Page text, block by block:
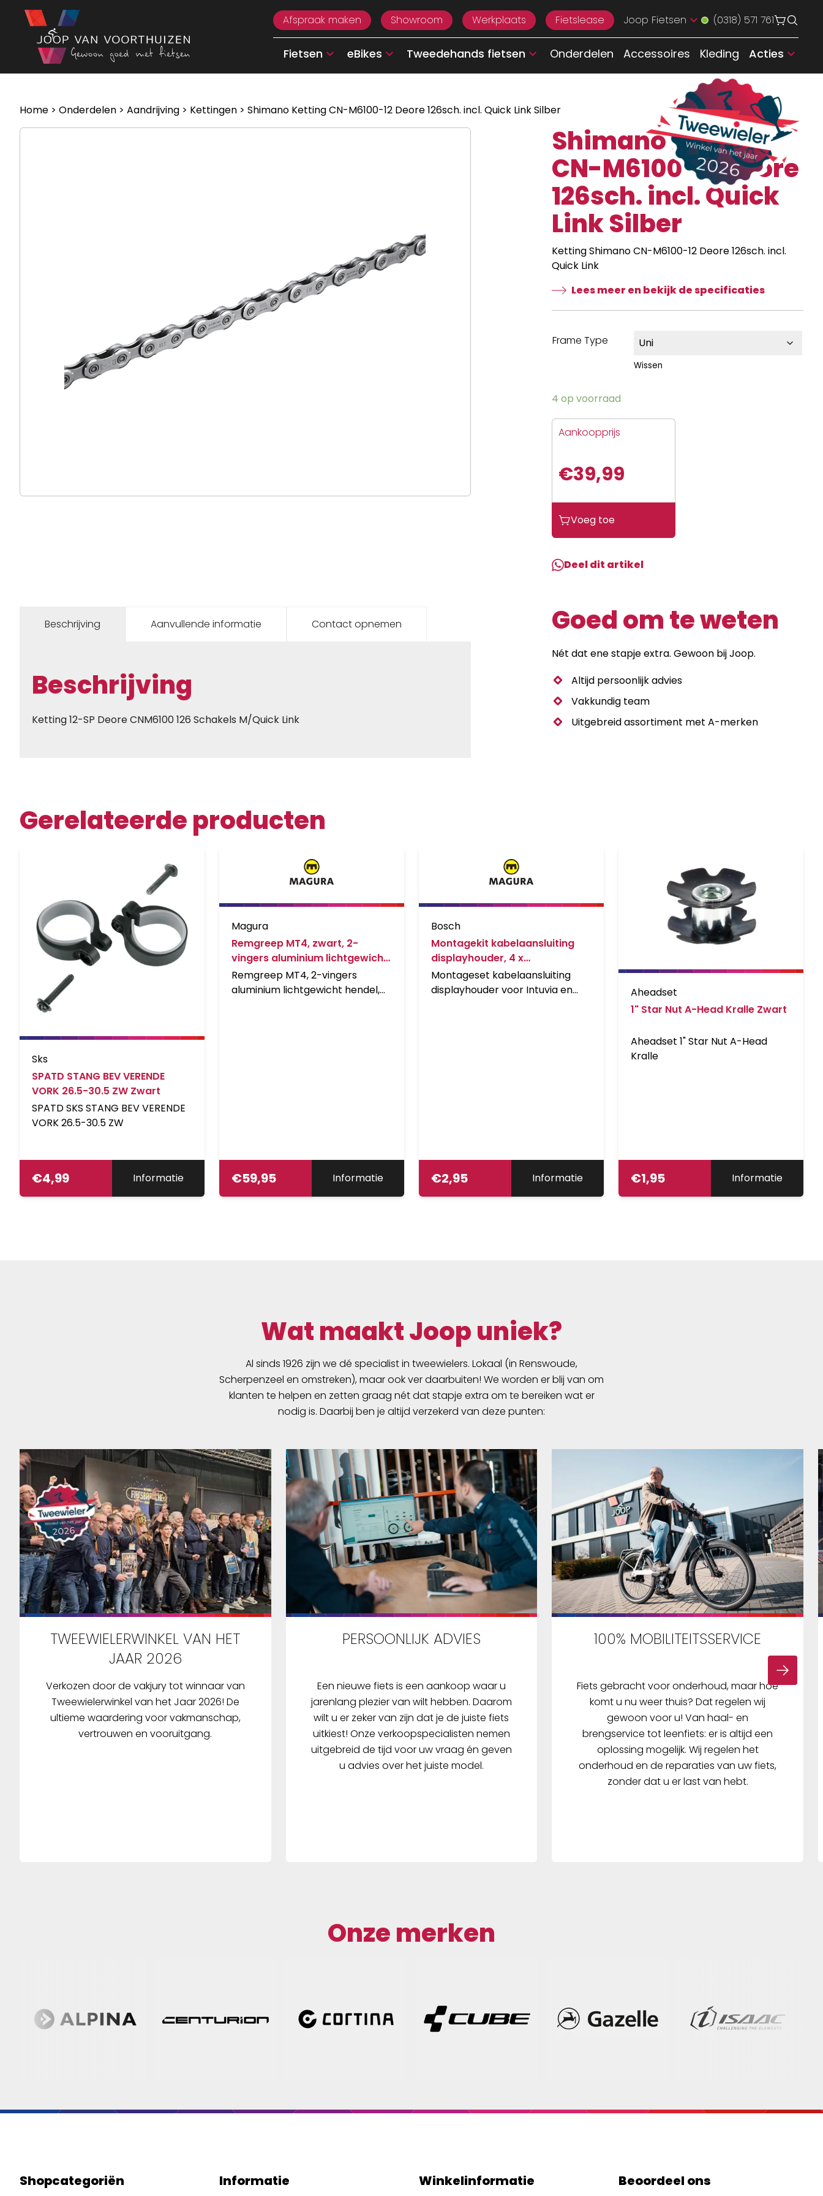
Ga naar de inhoud
Afspraak maken
Showroom Werkplaats Fietslease Joop Fietsen (0318) 571 761
Fietsen eBikes Tweedehands fietsen Onderdelen Accessoires Kleding Acties
Home > Onderdelen > Aandrijving > Kettingen > Shimano Ketting CN-M6100-12 Deore 126sch. incl. Quick Link Silber
Shimano Ketting
CN-M6100-12 Deore
126sch. incl. Quick
Link Silber
Ketting Shimano CN-M6100-12 Deore 126sch. incl.
Quick Link
Lees meer en bekijk de specificaties
Frame Type
Wissen
4 op voorraad
Aankoopprijs
€39,99
Voeg toe
Deel dit artikel
Beschrijving Aanvullende informatie Contact opnemen
Beschrijving
Ketting 12-SP Deore CNM6100 126 Schakels M/Quick Link
Goed om te weten
Nét dat ene stapje extra. Gewoon bij Joop.
Altijd persoonlijk advies
Vakkundig team
Uitgebreid assortiment met A-merken
Gerelateerde producten
Sks
SPATD STANG BEV VERENDE
VORK 26.5-30.5 ZW Zwart
SPATD SKS STANG BEV VERENDE
VORK 26.5-30.5 ZW
€4,99 Informatie
Magura
Remgreep MT4, zwart, 2-
vingers aluminium lichtgewicht
hendel, zwart, vanaf MJ (VE
Remgreep MT4, 2-vingers
aluminium lichtgewicht hendel,
€59,95 Informatie
Bosch
Montagekit kabelaansluiting
displayhouder, 4 x
bevestigingsschroeven en 1 x
Montageset kabelaansluiting
displayhouder voor Intuvia en
€2,95 Informatie
Aheadset
1" Star Nut A-Head Kralle Zwart
Aheadset 1" Star Nut A-Head
Kralle
€1,95 Informatie
Wat maakt Joop uniek?
Al sinds 1926 zijn we dé specialist in tweewielers. Lokaal (in Renswoude,
Scherpenzeel en omstreken), maar ook ver daarbuiten! We worden er blij van om
klanten te helpen en zetten graag nét dat stapje extra om te bereiken wat er
nodig is. Daarbij ben je altijd verzekerd van deze punten:
TWEEWIELERWINKEL VAN HET
JAAR 2026
Verkozen door de vakjury tot winnaar van
Tweewielerwinkel van het Jaar 2026! De
ultieme waardering voor vakmanschap,
vertrouwen en vooruitgang.
PERSOONLIJK ADVIES
Een nieuwe fiets is een aankoop waar u
jarenlang plezier van wilt hebben. Daarom
wilt u er zeker van zijn dat je de juiste fiets
uitkiest! Onze verkoopspecialisten nemen
uitgebreid de tijd voor uw vraag én geven
u advies over het juiste model.
100% MOBILITEITSSERVICE
Fiets gebracht voor onderhoud, maar hoe
komt u nu weer thuis? Dat regelen wij
gewoon voor u! Van haal- en
brengservice tot leenfiets: er is altijd een
oplossing mogelijk. Wij regelen het
onderhoud en de reparaties van uw fiets,
zonder dat u er last van hebt.
Onze merken
Shopcategoriën Informatie Winkelinformatie Beoordeel ons